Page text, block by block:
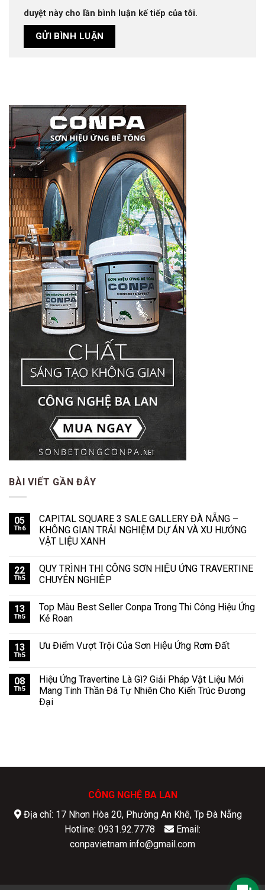
duyệt này cho lần bình luận kế tiếp của tôi.
BÀI VIẾT GẦN ĐÂY
05
Th6
CAPITAL SQUARE 3 SALE GALLERY ĐÀ NẴNG –
KHÔNG GIAN TRẢI NGHIỆM DỰ ÁN VÀ XU HƯỚNG
VẬT LIỆU XANH
22
Th5
QUY TRÌNH THI CÔNG SƠN HIỆU ỨNG TRAVERTINE
CHUYÊN NGHIỆP
13
Th5
Top Màu Best Seller Conpa Trong Thi Công Hiệu Ứng
Kẻ Roan
13
Th5
Ưu Điểm Vượt Trội Của Sơn Hiệu Ứng Rơm Đất
08
Th5
Hiệu Ứng Travertine Là Gì? Giải Pháp Vật Liệu Mới
Mang Tinh Thần Đá Tự Nhiên Cho Kiến Trúc Đương
Đại
CÔNG NGHỆ BA LAN
Địa chỉ: 17 Nhơn Hòa 20, Phường An Khê, Tp Đà Nẵng
Hotline: 0931.92.7778
Email:
conpavietnam.info@gmail.com